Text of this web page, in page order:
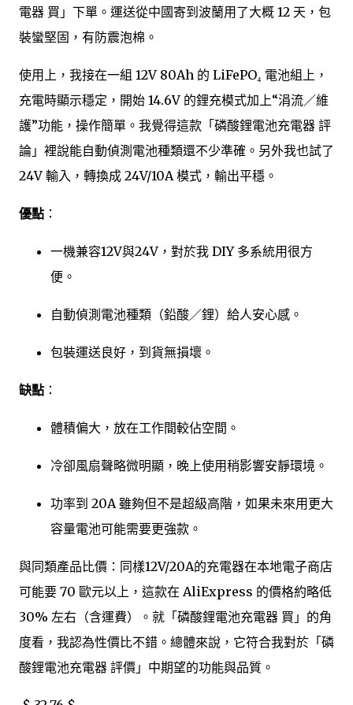
電器 買」下單。運送從中國寄到波蘭用了大概 12 天，包
裝蠻堅固，有防震泡棉。
使用上，我接在一組 12V 80Ah 的 LiFePO₄ 電池組上，
充電時顯示穩定，開始 14.6V 的鋰充模式加上“涓流／維
護”功能，操作簡單。我覺得這款「磷酸鋰電池充電器 評
論」裡說能自動偵測電池種類還不少準確。另外我也試了
24V 輸入，轉換成 24V/10A 模式，輸出平穩。
優點 ：
一機兼容12V與24V，對於我 DIY 多系統用很方
便。
自動偵測電池種類（鉛酸／鋰）給人安心感。
包裝運送良好，到貨無損壞。
缺點 ：
體積偏大，放在工作間較佔空間。
冷卻風扇聲略微明顯，晚上使用稍影響安靜環境。
功率到 20A 雖夠但不是超級高階，如果未來用更大
容量電池可能需要更強款。
與同類產品比價：同樣12V/20A的充電器在本地電子商店
可能要 70 歐元以上，這款在 AliExpress 的價格約略低
30% 左右（含運費）。就「磷酸鋰電池充電器 買」的角
度看，我認為性價比不錯。總體來說，它符合我對於「磷
酸鋰電池充電器 評價」中期望的功能與品質。